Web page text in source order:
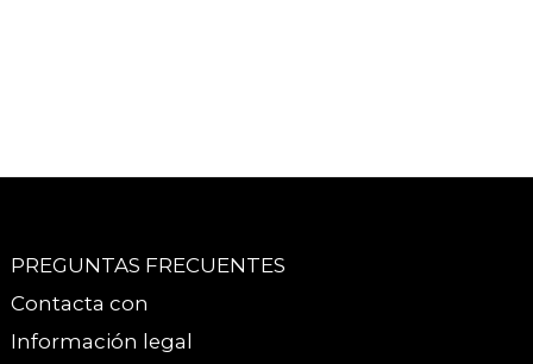
PREGUNTAS FRECUENTES
Contacta con
Información legal